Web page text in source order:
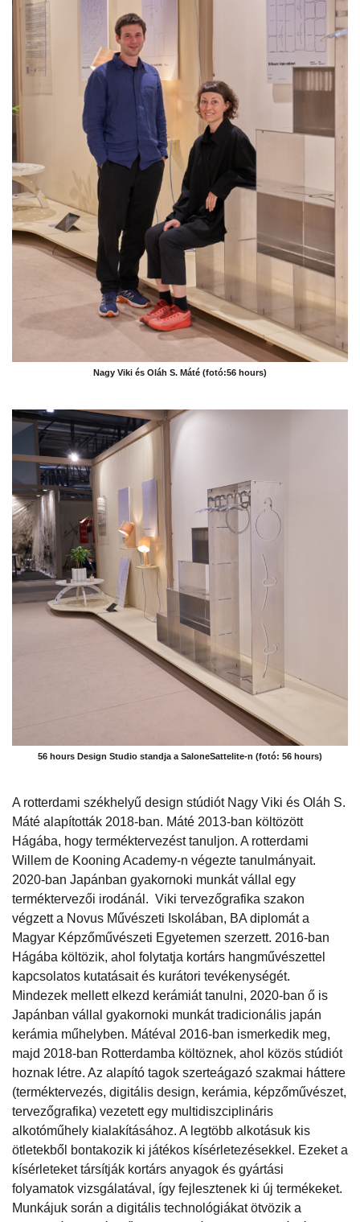
Nagy Viki és Oláh S. Máté (fotó:56 hours)
56 hours Design Studio standja a SaloneSattelite-n (fotó: 56 hours)
A rotterdami székhelyű design stúdiót Nagy Viki és Oláh S.
Máté alapították 2018-ban. Máté 2013-ban költözött
Hágába, hogy terméktervezést tanuljon. A rotterdami
Willem de Kooning Academy-n végezte tanulmányait.
2020-ban Japánban gyakornoki munkát vállal egy
terméktervezői irodánál. Viki tervezőgrafika szakon
végzett a Novus Művészeti Iskolában, BA diplomát a
Magyar Képzőművészeti Egyetemen szerzett. 2016-ban
Hágába költözik, ahol folytatja kortárs hangművészettel
kapcsolatos kutatásait és kurátori tevékenységét.
Mindezek mellett elkezd kerámiát tanulni, 2020-ban ő is
Japánban vállal gyakornoki munkát tradicionális japán
kerámia műhelyben. Mátéval 2016-ban ismerkedik meg,
majd 2018-ban Rotterdamba költöznek, ahol közös stúdiót
hoznak létre. Az alapító tagok szerteágazó szakmai háttere
(terméktervezés, digitális design, kerámia, képzőművészet,
tervezőgrafika) vezetett egy multidiszciplináris
alkotóműhely kialakításához. A legtöbb alkotásuk kis
ötletekből bontakozik ki játékos kísérletezésekkel. Ezeket a
kísérleteket társítják kortárs anyagok és gyártási
folyamatok vizsgálatával, így fejlesztenek ki új termékeket.
Munkájuk során a digitális technológiákat ötvözik a